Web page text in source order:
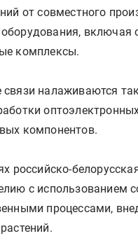
от совместного
комплексы.
налаживаются
компонентов.
российско-
с использованием
процессами,